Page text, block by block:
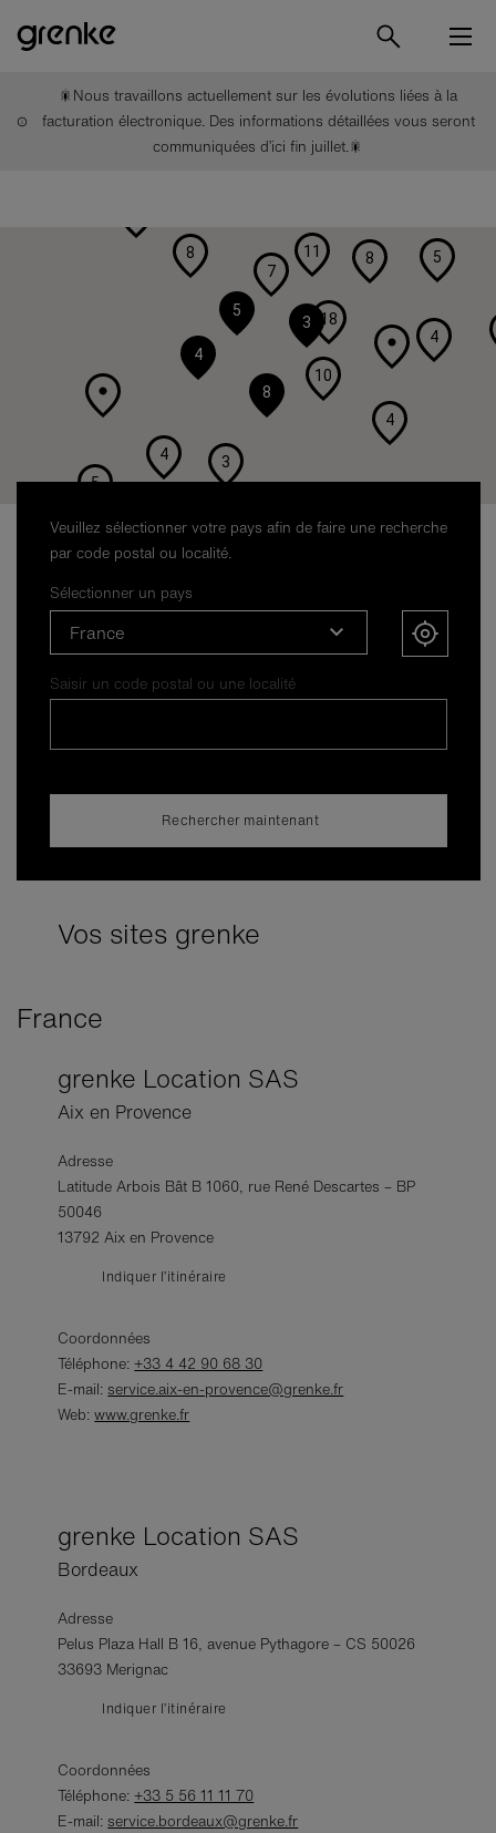
🎇Nous travaillons actuellement sur les évolutions liées à la
facturation électronique. Des informations détaillées vous seront
communiquées d’ici fin juillet.🎇
8
4
5
3 18
8
11
4
7
4
3
4
10
5
5
8
Veuillez sélectionner votre pays afin de faire une recherche
par code postal ou localité.
France
Sélectionner un pays
Saisir un code postal ou une localité
Rechercher maintenant
Vos sites grenke
France
grenke Location SAS
Aix en Provence
Adresse
Latitude Arbois Bât B 1060, rue René Descartes – BP
50046
13792 Aix en Provence
Indiquer l’itinéraire
Coordonnées
Téléphone:+33 4 42 90 68 30
E-mail: service.aix-en-provence@grenke.fr
Web:www.grenke.fr
grenke Location SAS
Bordeaux
Adresse
Pelus Plaza Hall B 16, avenue Pythagore – CS 50026
33693 Merignac
Indiquer l’itinéraire
Coordonnées
Téléphone:+33 5 56 11 11 70
E-mail: service.bordeaux@grenke.fr